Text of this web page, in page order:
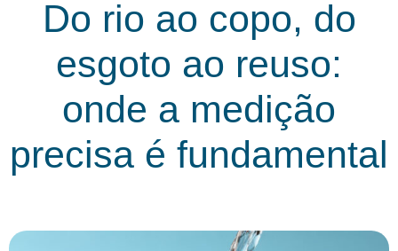
Do rio ao copo, do
esgoto ao reuso:
onde a medição
precisa é fundamental